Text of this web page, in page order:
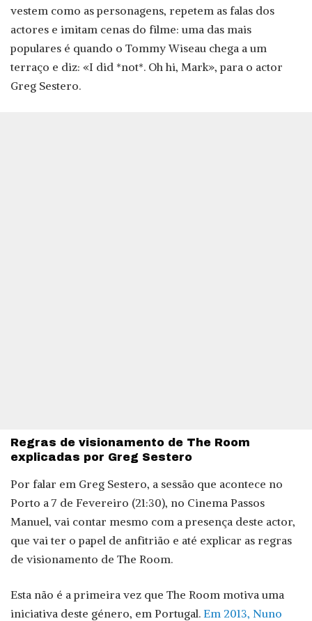
vestem como as personagens, repetem as falas dos
actores e imitam cenas do filme: uma das mais
populares é quando o Tommy Wiseau chega a um
terraço e diz: «I did *not*. Oh hi, Mark», para o actor
Greg Sestero.
Regras de visionamento de The Room
explicadas por Greg Sestero
Por falar em Greg Sestero, a sessão que acontece no
Porto a 7 de Fevereiro (21:30), no Cinema Passos
Manuel, vai contar mesmo com a presença deste actor,
que vai ter o papel de anfitrião e até explicar as regras
de visionamento de The Room.
Esta não é a primeira vez que The Room motiva uma
iniciativa deste género, em Portugal. Em 2013, Nuno